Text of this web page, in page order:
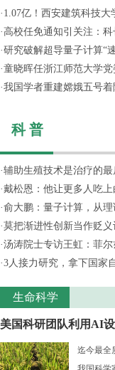
· 1.07亿！西安建筑科技大
· 高校任免通知引关注：
·研究破解超导量子计算“
·童晓晖任浙江师范大学
·我国学者重建嫦娥五号
科 普
·辅助生殖技术是治疗的
·戴松恩：他让更多人吃上
·俞大鹏：量子计算，从
·莫把渐进性创新当作贬义
·汤涛院士专访王虹：菲
·3人接力研究，拿下国家
生命科学
美国科研团队利用AI
迄今最全